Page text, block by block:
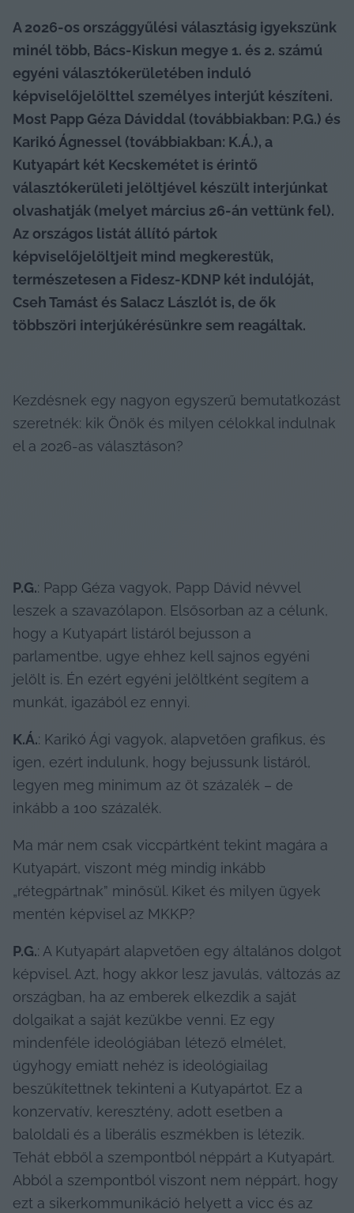
A 2026-os országgyűlési választásig igyekszünk
minél több, Bács-Kiskun megye 1. és 2. számú
egyéni választókerületében induló
képviselőjelölttel személyes interjút készíteni.
Most Papp Géza Dáviddal (továbbiakban: P.G.) és
Karikó Ágnessel (továbbiakban: K.Á.), a
Kutyapárt két Kecskemétet is érintő
választókerületi jelöltjével készült interjúnkat
olvashatják (melyet március 26-án vettünk fel).
Az országos listát állító pártok
képviselőjelöltjeit mind megkerestük,
természetesen a Fidesz-KDNP két indulóját,
Cseh Tamást és Salacz Lászlót is, de ők
többszöri interjúkérésünkre sem reagáltak.
Kezdésnek egy nagyon egyszerű bemutatkozást
szeretnék: kik Önök és milyen célokkal indulnak
el a 2026-as választáson?
P.G.: Papp Géza vagyok, Papp Dávid névvel
leszek a szavazólapon. Elsősorban az a célunk,
hogy a Kutyapárt listáról bejusson a
parlamentbe, ugye ehhez kell sajnos egyéni
jelölt is. Én ezért egyéni jelöltként segítem a
munkát, igazából ez ennyi.
K.Á.: Karikó Ági vagyok, alapvetően grafikus, és
igen, ezért indulunk, hogy bejussunk listáról,
legyen meg minimum az öt százalék – de
inkább a 100 százalék.
Ma már nem csak viccpártként tekint magára a
Kutyapárt, viszont még mindig inkább
„rétegpártnak” minősül. Kiket és milyen ügyek
mentén képvisel az MKKP?
P.G.: A Kutyapárt alapvetően egy általános dolgot
képvisel. Azt, hogy akkor lesz javulás, változás az
országban, ha az emberek elkezdik a saját
dolgaikat a saját kezükbe venni. Ez egy
mindenféle ideológiában létező elmélet,
úgyhogy emiatt nehéz is ideológiailag
beszűkítettnek tekinteni a Kutyapártot. Ez a
konzervatív, keresztény, adott esetben a
baloldali és a liberális eszmékben is létezik.
Tehát ebből a szempontból néppárt a Kutyapárt.
Abból a szempontból viszont nem néppárt, hogy
ezt a sikerkommunikáció helyett a vicc és az